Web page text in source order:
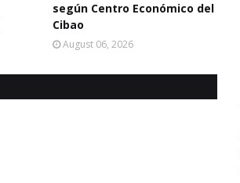
según Centro Económico del
Cibao
August 06, 2026